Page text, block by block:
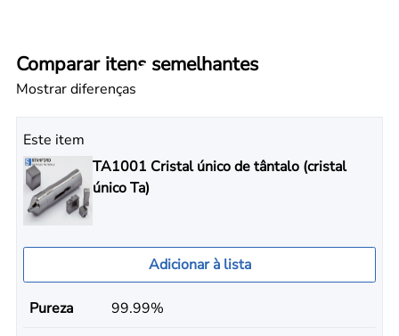
Comparar itens semelhantes
Mostrar diferenças
Este item
TA1001 Cristal único de tântalo (cristal
único Ta)
Adicionar à lista
Pureza 99.99%